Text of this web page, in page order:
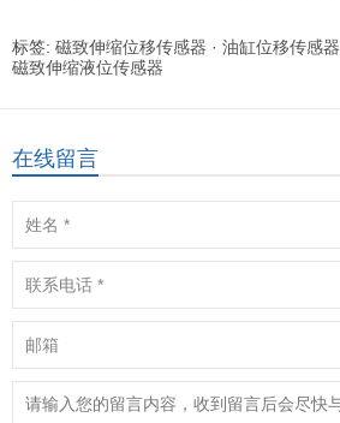
标签: 磁致伸缩位移传感器 · 油缸位移传感器
磁致伸缩液位传感器
在线留言